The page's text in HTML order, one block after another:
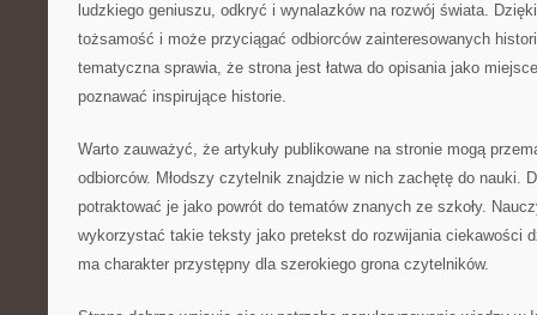
ludzkiego geniuszu, odkryć i wynalazków na rozwój świata.
tożsamość i może przyciągać odbiorców zainteresowanych
tematyczna sprawia, że strona jest łatwa do opisania jako
poznawać inspirujące historie.
Warto zauważyć, że artykuły publikowane na stronie mogą
odbiorców. Młodszy czytelnik znajdzie w nich zachętę do nauki.
potraktować je jako powrót do tematów znanych ze szkoły.
wykorzystać takie teksty jako pretekst do rozwijania ciekawości
ma charakter przystępny dla szerokiego grona czytelników.